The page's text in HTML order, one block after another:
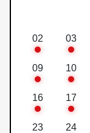
02 03
09 10
16 17
23 24